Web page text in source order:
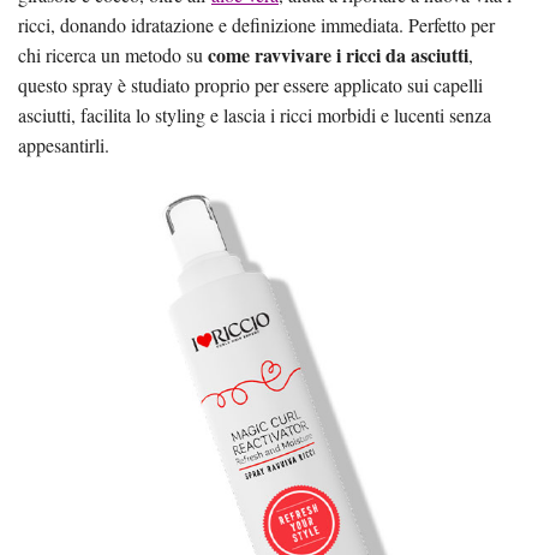
ricci, donando idratazione e definizione immediata. Perfetto per
chi ricerca un metodo su come ravvivare i ricci da asciutti,
questo spray è studiato proprio per essere applicato sui capelli
asciutti, facilita lo styling e lascia i ricci morbidi e lucenti senza
appesantirli.